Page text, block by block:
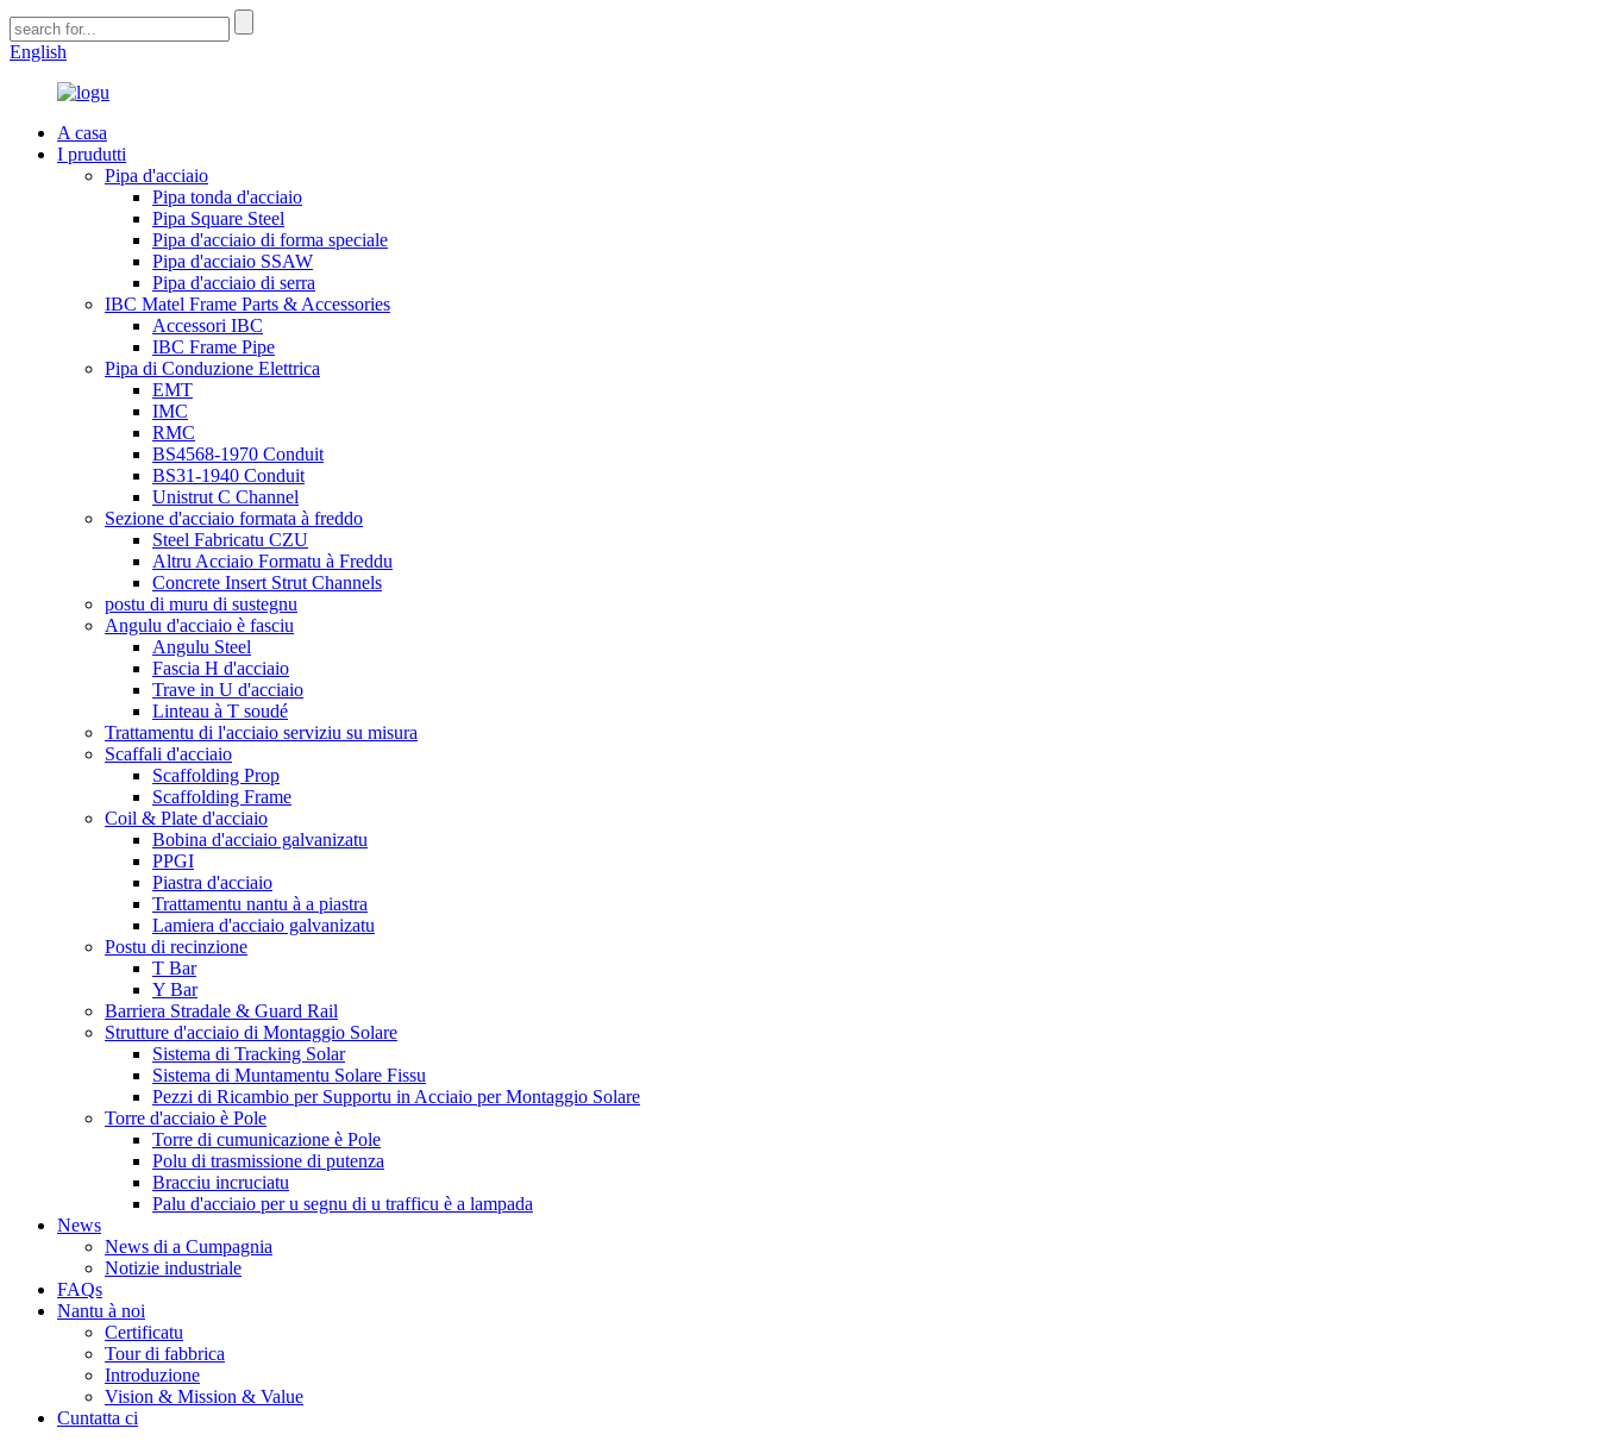
English
A casa
I prudutti
Pipa d'acciaio
Pipa tonda d'acciaio
Pipa Square Steel
Pipa d'acciaio di forma speciale
Pipa d'acciaio SSAW
Pipa d'acciaio di serra
IBC Matel Frame Parts & Accessories
Accessori IBC
IBC Frame Pipe
Pipa di Conduzione Elettrica
EMT
IMC
RMC
BS4568-1970 Conduit
BS31-1940 Conduit
Unistrut C Channel
Sezione d'acciaio formata à freddo
Steel Fabricatu CZU
Altru Acciaio Formatu à Freddu
Concrete Insert Strut Channels
postu di muru di sustegnu
Angulu d'acciaio è fasciu
Angulu Steel
Fascia H d'acciaio
Trave in U d'acciaio
Linteau à T soudé
Trattamentu di l'acciaio serviziu su misura
Scaffali d'acciaio
Scaffolding Prop
Scaffolding Frame
Coil & Plate d'acciaio
Bobina d'acciaio galvanizatu
PPGI
Piastra d'acciaio
Trattamentu nantu à a piastra
Lamiera d'acciaio galvanizatu
Postu di recinzione
T Bar
Y Bar
Barriera Stradale & Guard Rail
Strutture d'acciaio di Montaggio Solare
Sistema di Tracking Solar
Sistema di Muntamentu Solare Fissu
Pezzi di Ricambio per Supportu in Acciaio per Montaggio Solare
Torre d'acciaio è Pole
Torre di cumunicazione è Pole
Polu di trasmissione di putenza
Bracciu incruciatu
Palu d'acciaio per u segnu di u trafficu è a lampada
News
News di a Cumpagnia
Notizie industriale
FAQs
Nantu à noi
Certificatu
Tour di fabbrica
Introduzione
Vision & Mission & Value
Cuntatta ci